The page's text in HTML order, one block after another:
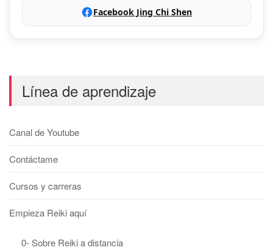
Facebook Jing Chi Shen
Línea de aprendizaje
Canal de Youtube
Contáctame
Cursos y carreras
Empieza Reiki aquí
0- Sobre Reiki a distancia